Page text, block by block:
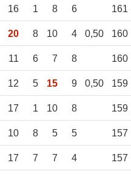
16 1 8 6 161
20 8 10 4 0,50 160
11 6 7 8 160
12 5 15 9 0,50 159
17 1 10 8 159
10 8 5 5 157
17 7 7 4 157